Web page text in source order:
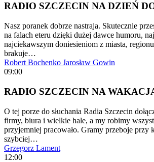
RADIO SZCZECIN NA DZIEŃ
Nasz poranek dobrze nastraja. Skutecznie
na falach eteru dzięki dużej dawce humoru,
najciekawszym doniesieniom z miasta,
brakuje…
Robert Bochenko Jarosław Gowin
09:00
RADIO SZCZECIN NA
O tej porze do słuchania Radia Szczecin
firmy, biura i wielkie hale, a my robimy
przyjemniej pracowało. Gramy przeboje przy
szybciej…
Grzegorz Lament
12:00